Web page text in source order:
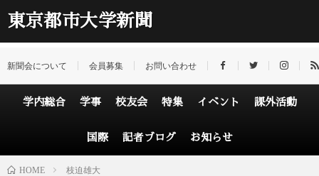
東京都市大学新聞
新聞会について 会員募集 お問い合わせ
学内総合 学事 校友会 特集 イベント 課外活動
国際 記者ブログ お知らせ
HOME 枝迫雄大